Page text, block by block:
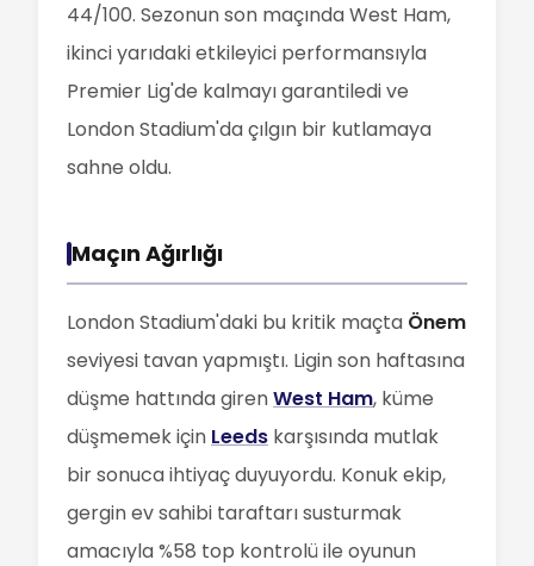
44/100. Sezonun son maçında West Ham,
ikinci yarıdaki etkileyici performansıyla
Premier Lig'de kalmayı garantiledi ve
London Stadium'da çılgın bir kutlamaya
sahne oldu.
Maçın Ağırlığı
London Stadium'daki bu kritik maçta Önem
seviyesi tavan yapmıştı. Ligin son haftasına
düşme hattında girenWest Ham, küme
düşmemek için Leeds karşısında mutlak
bir sonuca ihtiyaç duyuyordu. Konuk ekip,
gergin ev sahibi taraftarı susturmak
amacıyla %58 top kontrolü ile oyunun